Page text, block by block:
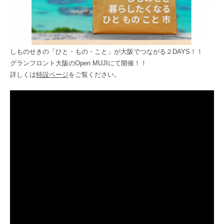
しものせきの「ひと・もの・こと」が大阪でつながる２DAYS！！
グランフロント大阪のOpen MUJIにて開催！！
詳しくは特設ページをご覧ください。